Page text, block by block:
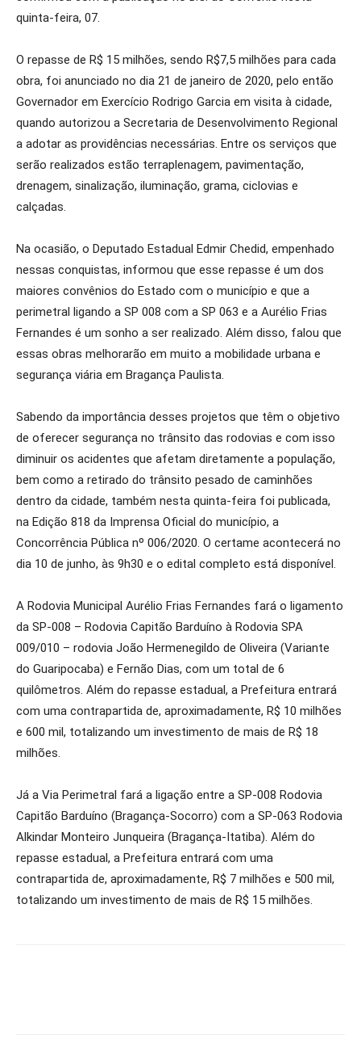
quinta-feira, 07.
O repasse de R$ 15 milhões, sendo R$7,5 milhões para cada
obra, foi anunciado no dia 21 de janeiro de 2020, pelo então
Governador em Exercício Rodrigo Garcia em visita à cidade,
quando autorizou a Secretaria de Desenvolvimento Regional
a adotar as providências necessárias. Entre os serviços que
serão realizados estão terraplenagem, pavimentação,
drenagem, sinalização, iluminação, grama, ciclovias e
calçadas.
Na ocasião, o Deputado Estadual Edmir Chedid, empenhado
nessas conquistas, informou que esse repasse é um dos
maiores convênios do Estado com o município e que a
perimetral ligando a SP 008 com a SP 063 e a Aurélio Frias
Fernandes é um sonho a ser realizado. Além disso, falou que
essas obras melhorarão em muito a mobilidade urbana e
segurança viária em Bragança Paulista.
Sabendo da importância desses projetos que têm o objetivo
de oferecer segurança no trânsito das rodovias e com isso
diminuir os acidentes que afetam diretamente a população,
bem como a retirado do trânsito pesado de caminhões
dentro da cidade, também nesta quinta-feira foi publicada,
na Edição 818 da Imprensa Oficial do município, a
Concorrência Pública nº 006/2020. O certame acontecerá no
dia 10 de junho, às 9h30 e o edital completo está disponível.
A Rodovia Municipal Aurélio Frias Fernandes fará o ligamento
da SP-008 – Rodovia Capitão Barduíno à Rodovia SPA
009/010 – rodovia João Hermenegildo de Oliveira (Variante
do Guaripocaba) e Fernão Dias, com um total de 6
quilômetros. Além do repasse estadual, a Prefeitura entrará
com uma contrapartida de, aproximadamente, R$ 10 milhões
e 600 mil, totalizando um investimento de mais de R$ 18
milhões.
Já a Via Perimetral fará a ligação entre a SP-008 Rodovia
Capitão Barduíno (Bragança-Socorro) com a SP-063 Rodovia
Alkindar Monteiro Junqueira (Bragança-Itatiba). Além do
repasse estadual, a Prefeitura entrará com uma
contrapartida de, aproximadamente, R$ 7 milhões e 500 mil,
totalizando um investimento de mais de R$ 15 milhões.